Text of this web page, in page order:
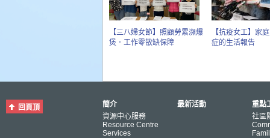
【三八婦女節】照顧勞累瀕爆
煲．工作零散缺保障
【抗疫女工】家
症的生活報告
回頁頂
簡介
資源中心服務
Resource Centre
Services
最新活動
重點
社區